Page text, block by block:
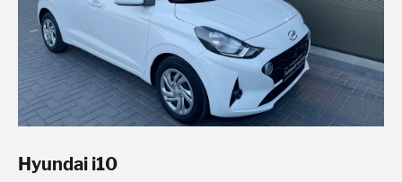
Hyundai i10